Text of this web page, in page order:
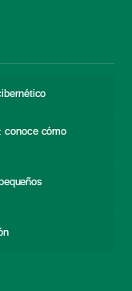
conoce cómo